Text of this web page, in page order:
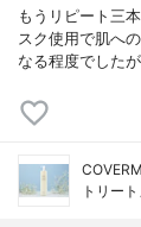
もうリピート三
スク使用で肌へ
なる程度でした
トリー